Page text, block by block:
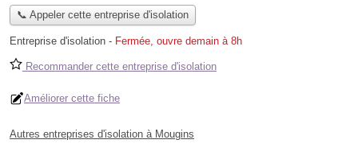
📞 Appeler cette entreprise d'isolation
Entreprise d'isolation - Fermée, ouvre demain à 8h
Recommander cette entreprise d'isolation
Améliorer cette fiche
Autres entreprises d'isolation à Mougins